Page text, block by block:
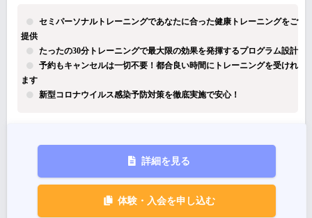
セミパーソナルトレーニングであなたに合った健康トレーニングをご
提供
たったの30分トレーニングで最大限の効果を発揮するプログラム設計
予約もキャンセルは一切不要！都合良い時間にトレーニングを受けれ
ます
新型コロナウイルス感染予防対策を徹底実施で安心！
詳細を見る
体験・入会を申し込む